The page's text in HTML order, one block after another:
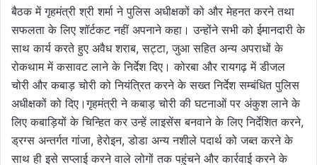
बैठक में गृहमंत्री श्री शर्मा ने पुलिस अधीक्षकों को और मेहनत करने तथा
सफलता के लिए शॉर्टकट नहीं अपनाने कहा। उन्होंने सभी को ईमानदारी के
साथ कार्य करते हुए अवैध शराब, सट्टा, जुआ सहित अन्य अपराधों के
रोकथाम में कसावट लाने के निर्देश दिए। कोरबा और रायगढ़ में डीजल
चोरी और कबाड़ चोरी को नियंत्रित करने के सख्त निर्देश सम्बंधित पुलिस
अधीक्षकों को दिए।गृहमंत्री ने कबाड़ चोरी की घटनाओं पर अंकुश लाने के
लिए कबाड़ियों के चिन्हित कर उन्हें लाइसेंस बनवाने के लिए निर्देशित करने,
ड्रग्स अन्तर्गत गांजा, हेरोइन, डोडा अन्य नशीले पदार्थ को जब्त करने के
साथ ही इसे सप्लाई करने वाले लोगों तक पहुंचने और कार्रवाई करने के